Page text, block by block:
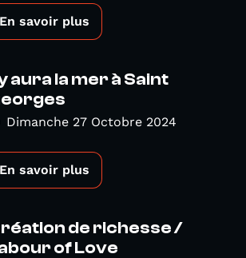
En savoir plus
aura la mer à Saint
Dimanche 27 Octobre 2024
En savoir plus
de richesse /
of Love